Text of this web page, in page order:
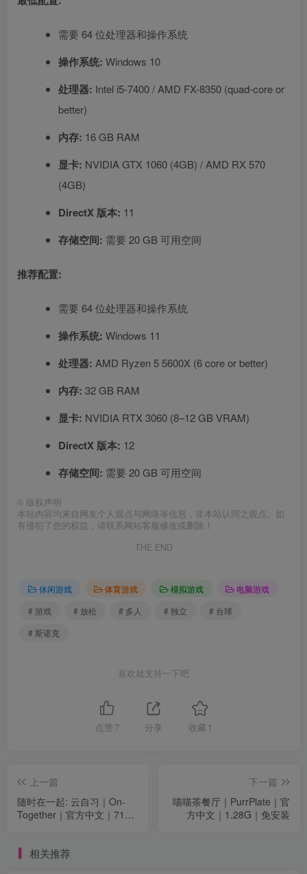
需要 64 位处理器和操作系统
操作系统: Windows 10
处理器: Intel i5-7400 / AMD FX-8350 (quad-core or
better)
内存: 16 GB RAM
显卡: NVIDIA GTX 1060 (4GB) / AMD RX 570
(4GB)
DirectX 版本: 11
存储空间: 需要 20 GB 可用空间
推荐配置:
需要 64 位处理器和操作系统
操作系统: Windows 11
处理器: AMD Ryzen 5 5600X (6 core or better)
内存: 32 GB RAM
显卡: NVIDIA RTX 3060 (8–12 GB VRAM)
DirectX 版本: 12
存储空间: 需要 20 GB 可用空间
© 版权声明
本站内容均来自网友个人观点与网络等信息，非本站认同之观点。如
有侵犯了您的权益，请联系网站客服修改或删除！
THE END
休闲游戏 体育游戏 模拟游戏
电脑游戏
# 游戏
# 放松 # 多人 # 独立
# 台球
# 斯诺克
喜欢就支持一下吧
点赞 7 分享 收藏 1
上一篇
随时在一起: 云自习｜On-
Together｜官方中文｜719M
下一篇
喵喵茶餐厅｜PurrPlate｜官
方中文｜1.28G｜免安装
相关推荐